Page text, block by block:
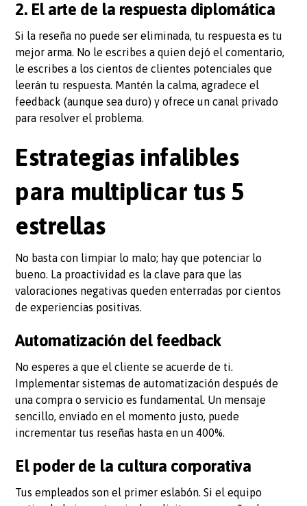
2. El arte de la respuesta diplomática
Si la reseña no puede ser eliminada, tu respuesta es tu
mejor arma. No le escribes a quien dejó el comentario,
le escribes a los cientos de clientes potenciales que
leerán tu respuesta. Mantén la calma, agradece el
feedback (aunque sea duro) y ofrece un canal privado
para resolver el problema.
Estrategias infalibles
para multiplicar tus 5
estrellas
No basta con limpiar lo malo; hay que potenciar lo
bueno. La proactividad es la clave para que las
valoraciones negativas queden enterradas por cientos
de experiencias positivas.
Automatización del feedback
No esperes a que el cliente se acuerde de ti.
Implementar sistemas de automatización después de
una compra o servicio es fundamental. Un mensaje
sencillo, enviado en el momento justo, puede
incrementar tus reseñas hasta en un 400%.
El poder de la cultura corporativa
Tus empleados son el primer eslabón. Si el equipo